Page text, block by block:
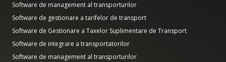
Software de management al transporturilor
Software de gestionare a tarifelor de transport
Software de Gestionare a Taxelor Suplimentare de Transport
Software de integrare a transportatorilor
Software de management al transporturilor